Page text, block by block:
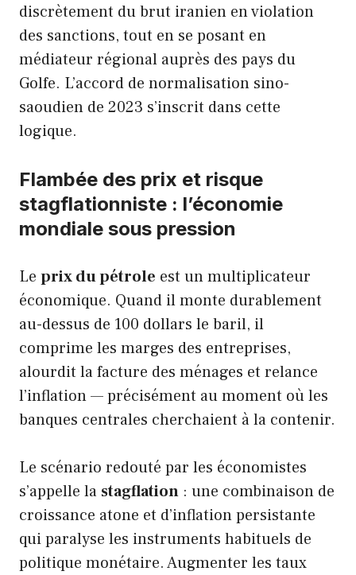
discrètement du brut iranien en violation
des sanctions, tout en se posant en
médiateur régional auprès des pays du
Golfe. L’accord de normalisation sino-
saoudien de 2023 s’inscrit dans cette
logique.
Flambée des prix et risque
stagflationniste : l’économie
mondiale sous pression
Le prix du pétrole est un multiplicateur
économique. Quand il monte durablement
au-dessus de 100 dollars le baril, il
comprime les marges des entreprises,
alourdit la facture des ménages et relance
l’inflation — précisément au moment où les
banques centrales cherchaient à la contenir.
Le scénario redouté par les économistes
s’appelle la stagflation : une combinaison de
croissance atone et d’inflation persistante
qui paralyse les instruments habituels de
politique monétaire. Augmenter les taux